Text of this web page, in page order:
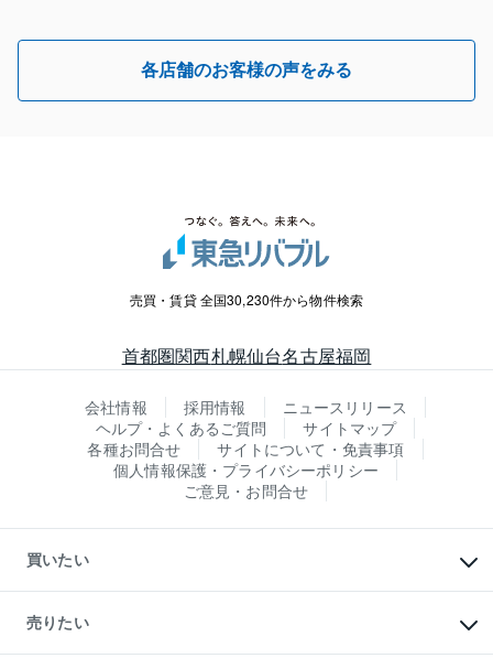
各店舗のお客様の声をみる
売買・賃貸 全国30,230件から物件検索
首都圏関西札幌仙台名古屋福岡
会社情報 採用情報
ニュースリリース
ヘルプ・よくあるご質問
サイトマップ
各種お問合せ
サイトについて・免責事項
個人情報保護・プライバシーポリシー
ご意見・お問合せ
買いたい
新築・分譲マンションの購入
中古マンションの購入
一戸建ての購入
売りたい